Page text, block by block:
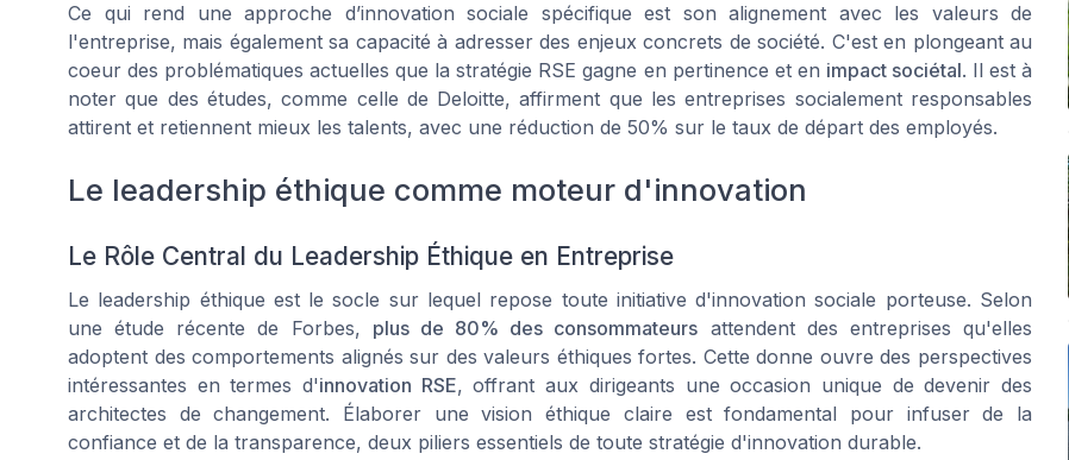
Ce qui rend une approche d’innovation sociale spécifique est son alignement avec les valeurs de
l'entreprise, mais également sa capacité à adresser des enjeux concrets de société. C'est en plongeant au
coeur des problématiques actuelles que la stratégie RSE gagne en pertinence et en impact sociétal. Il est à
noter que des études, comme celle de Deloitte, affirment que les entreprises socialement responsables
attirent et retiennent mieux les talents, avec une réduction de 50% sur le taux de départ des employés.
Le leadership éthique comme moteur d'innovation
Le Rôle Central du Leadership Éthique en Entreprise
Le leadership éthique est le socle sur lequel repose toute initiative d'innovation sociale porteuse. Selon
une étude récente de Forbes, plus de 80% des consommateurs attendent des entreprises qu'elles
adoptent des comportements alignés sur des valeurs éthiques fortes. Cette donne ouvre des perspectives
intéressantes en termes d'innovation RSE, offrant aux dirigeants une occasion unique de devenir des
architectes de changement. Élaborer une vision éthique claire est fondamental pour infuser de la
confiance et de la transparence, deux piliers essentiels de toute stratégie d'innovation durable.